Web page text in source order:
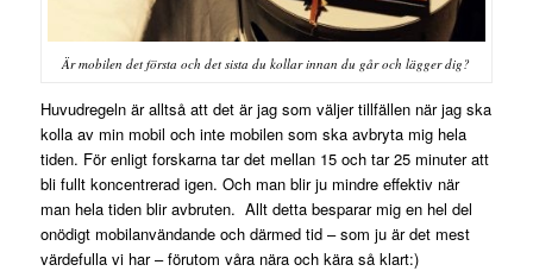
Är mobilen det första och det sista du kollar innan du går och lägger dig?
Huvudregeln är alltså att det är jag som väljer tillfällen när jag ska
kolla av min mobil och inte mobilen som ska avbryta mig hela
tiden. För enligt forskarna tar det mellan 15 och tar 25 minuter att
bli fullt koncentrerad igen. Och man blir ju mindre effektiv när
man hela tiden blir avbruten. Allt detta besparar mig en hel del
onödigt mobilanvändande och därmed tid – som ju är det mest
värdefulla vi har – förutom våra nära och kära så klart:)